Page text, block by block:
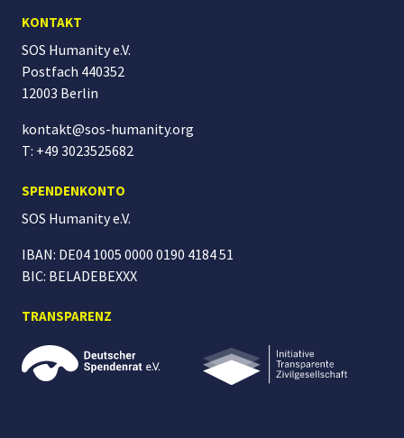
KONTAKT
SOS Humanity e.V.
Postfach 440352
12003 Berlin
kontakt@sos-humanity.org
T: +49 3023525682
SPENDENKONTO
SOS Humanitye.V.
IBAN: DE04 1005 0000 0190 4184 51
BIC: BELADEBEXXX
TRANSPARENZ